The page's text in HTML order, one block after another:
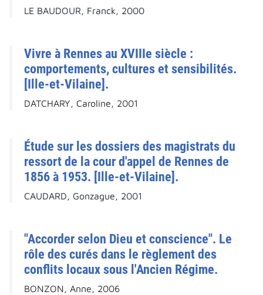
LE BAUDOUR, Franck, 2000
Vivre à Rennes au XVIIIe siècle :
comportements, cultures et sensibilités.
[Ille-et-Vilaine].
DATCHARY, Caroline, 2001
Étude sur les dossiers des magistrats du
ressort de la cour d'appel de Rennes de
1856 à 1953. [Ille-et-Vilaine].
CAUDARD, Gonzague, 2001
"Accorder selon Dieu et conscience". Le
rôle des curés dans le règlement des
conflits locaux sous l'Ancien Régime.
BONZON, Anne, 2006